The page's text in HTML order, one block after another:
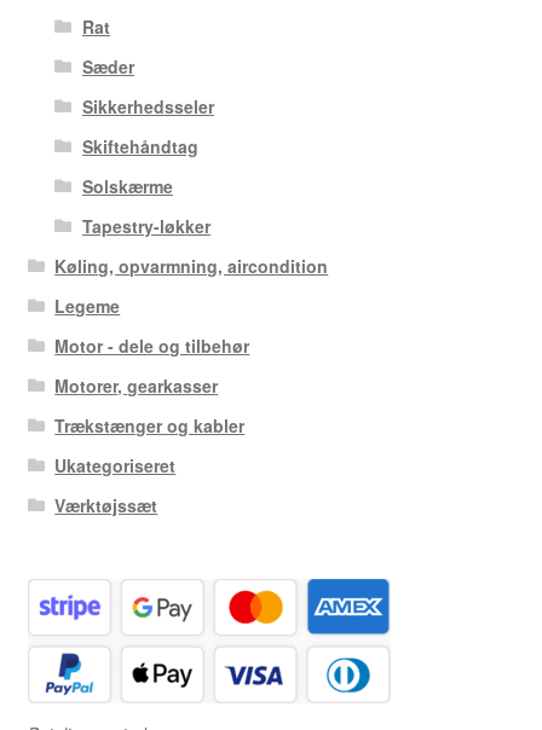
Rat
Sæder
Sikkerhedsseler
Skiftehåndtag
Solskærme
Tapestry-løkker
Køling, opvarmning, aircondition
Legeme
Motor - dele og tilbehør
Motorer, gearkasser
Trækstænger og kabler
Ukategoriseret
Værktøjssæt